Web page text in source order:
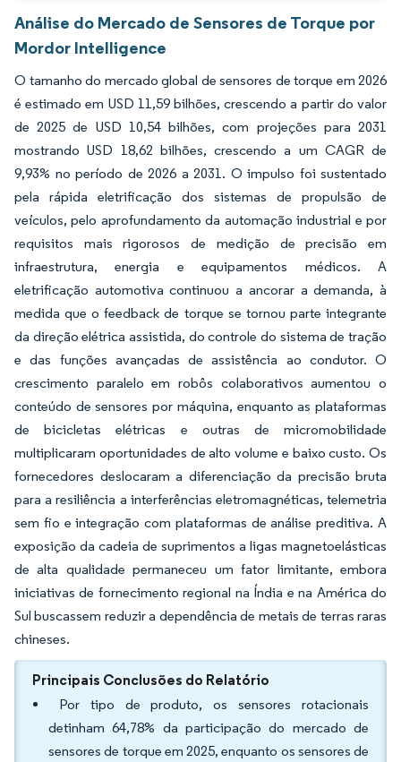
Análise do Mercado de Sensores de Torque por
Mordor Intelligence
O tamanho do mercado global de sensores de torque em 2026
é estimado em USD 11,59 bilhões, crescendo a partir do valor
de 2025 de USD 10,54 bilhões, com projeções para 2031
mostrando USD 18,62 bilhões, crescendo a um CAGR de
9,93% no período de 2026 a 2031. O impulso foi sustentado
pela rápida eletrificação dos sistemas de propulsão de
veículos, pelo aprofundamento da automação industrial e por
requisitos mais rigorosos de medição de precisão em
infraestrutura, energia e equipamentos médicos. A
eletrificação automotiva continuou a ancorar a demanda, à
medida que o feedback de torque se tornou parte integrante
da direção elétrica assistida, do controle do sistema de tração
e das funções avançadas de assistência ao condutor. O
crescimento paralelo em robôs colaborativos aumentou o
conteúdo de sensores por máquina, enquanto as plataformas
de bicicletas elétricas e outras de micromobilidade
multiplicaram oportunidades de alto volume e baixo custo. Os
fornecedores deslocaram a diferenciação da precisão bruta
para a resiliência a interferências eletromagnéticas, telemetria
sem fio e integração com plataformas de análise preditiva. A
exposição da cadeia de suprimentos a ligas magnetoelásticas
de alta qualidade permaneceu um fator limitante, embora
iniciativas de fornecimento regional na Índia e na América do
Sul buscassem reduzir a dependência de metais de terras raras
chineses.
Principais Conclusões do Relatório
Por tipo de produto, os sensores rotacionais
detinham 64,78% da participação do mercado de
sensores de torque em 2025, enquanto os sensores de